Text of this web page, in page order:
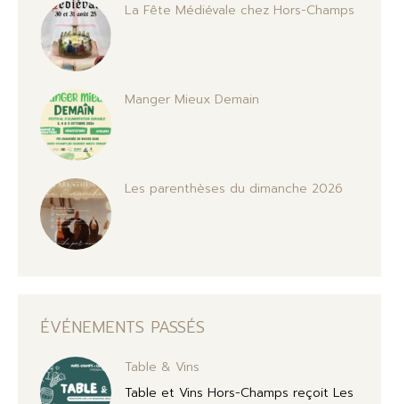
La Fête Médiévale chez Hors-Champs
Manger Mieux Demain
Les parenthèses du dimanche 2026
ÉVÉNEMENTS PASSÉS
Table & Vins
Table et Vins Hors-Champs reçoit Les